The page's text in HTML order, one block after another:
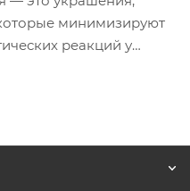
минимизируют
реакций у